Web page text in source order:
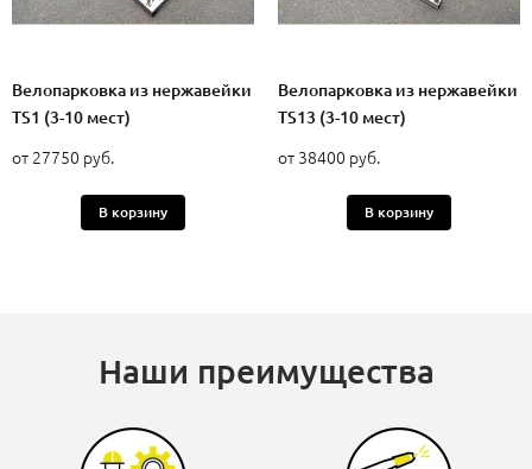
Велопарковка из нержавейки
TS1 (3-10 мест)
от 27750 руб.
В корзину
Велопарковка из нержавейки
TS13 (3-10 мест)
от 38400 руб.
В корзину
Наши преимущества